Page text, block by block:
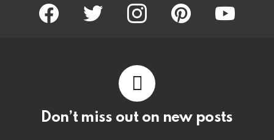
facebook twitter instagram pinterest youtube
Don’t miss out on new posts